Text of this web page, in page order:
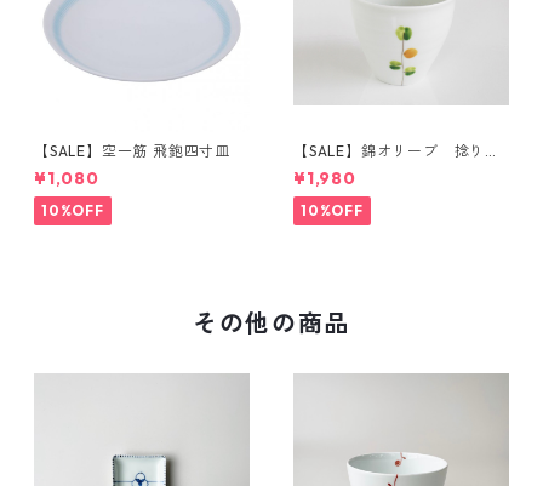
【SALE】空一筋 飛鉋四寸皿
¥1,080
10%OFF
【SALE】錦オリーブ 捻り湯
呑（橙）
¥1,980
10%OFF
その他の商品